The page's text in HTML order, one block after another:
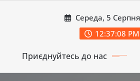
Середа, 5
12:37:09 PM
Приєднуйтесь до нас